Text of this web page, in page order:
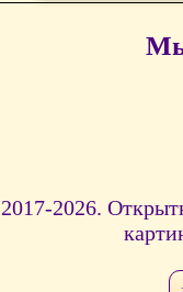
Мы
2017-2026.